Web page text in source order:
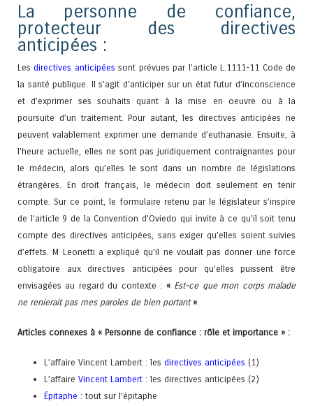
La personne de confiance,
protecteur des directives
anticipées :
Lesdirectives anticipées sont prévues par l’article L.1111-11 Code de
la santé publique. Il s’agit d’anticiper sur un état futur d’inconscience
et d’exprimer ses souhaits quant à la mise en oeuvre ou à la
poursuite d’un traitement. Pour autant, les directives anticipées ne
peuvent valablement exprimer une demande d’euthanasie. Ensuite, à
l’heure actuelle, elles ne sont pas juridiquement contraignantes pour
le médecin, alors qu’elles le sont dans un nombre de législations
étrangères. En droit français, le médecin doit seulement en tenir
compte. Sur ce point, le formulaire retenu par le législateur s’inspire
de l’article 9 de la Convention d’Oviedo qui invite à ce qu’il soit tenu
compte des directives anticipées, sans exiger qu’elles soient suivies
d’effets. M Leonetti a expliqué qu’il ne voulait pas donner une force
obligatoire aux directives anticipées pour qu’elles puissent être
envisagées au regard du contexte : « Est-ce que mon corps malade
ne renierait pas mes paroles de bien portant»
Articles connexes à « Personne de confiance : rôle et importance » :
L’affaire Vincent Lambert : lesdirectives anticipées (1)
L’affaireVincent Lambert : les directives anticipées (2)
Épitaphe : tout sur l’épitaphe